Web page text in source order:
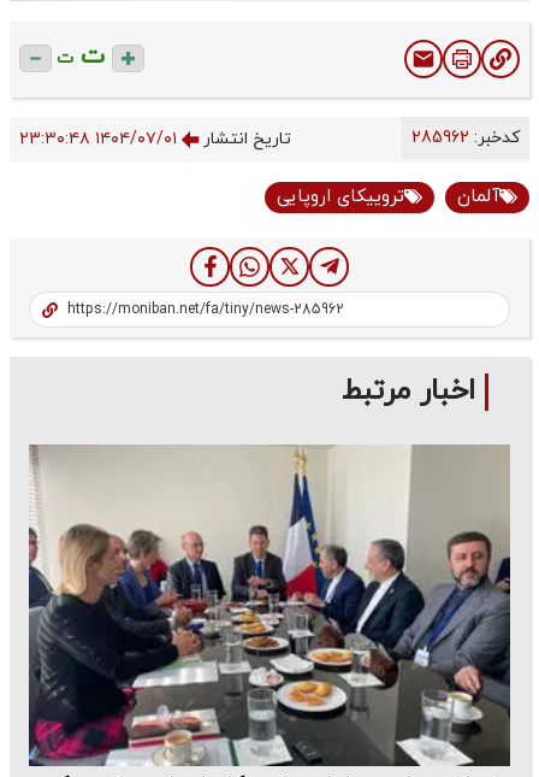
ت ت
کدخبر: تاریخ انتشار ۱۴۰۴/۰۷/۰۱ ۲۳:۳۰:۴۸
آلمان تروییکای اروپایی
اخبار مرتبط